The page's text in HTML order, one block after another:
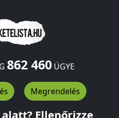
862 460ÜGYE
Megrendelés
Ellenőrizze